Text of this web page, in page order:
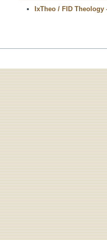
IxTheo / FID Theology